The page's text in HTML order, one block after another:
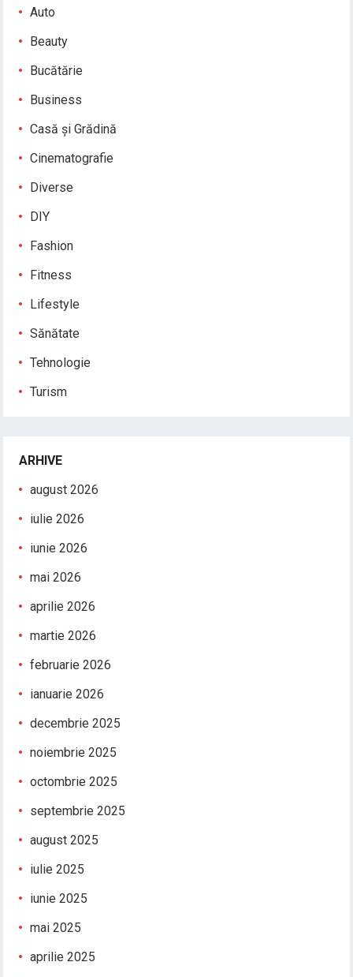
Auto
Beauty
Bucătărie
Business
Casă și Grădină
Cinematografie
Diverse
DIY
Fashion
Fitness
Lifestyle
Sănătate
Tehnologie
Turism
ARHIVE
august 2026
iulie 2026
iunie 2026
mai 2026
aprilie 2026
martie 2026
februarie 2026
ianuarie 2026
decembrie 2025
noiembrie 2025
octombrie 2025
septembrie 2025
august 2025
iulie 2025
iunie 2025
mai 2025
aprilie 2025